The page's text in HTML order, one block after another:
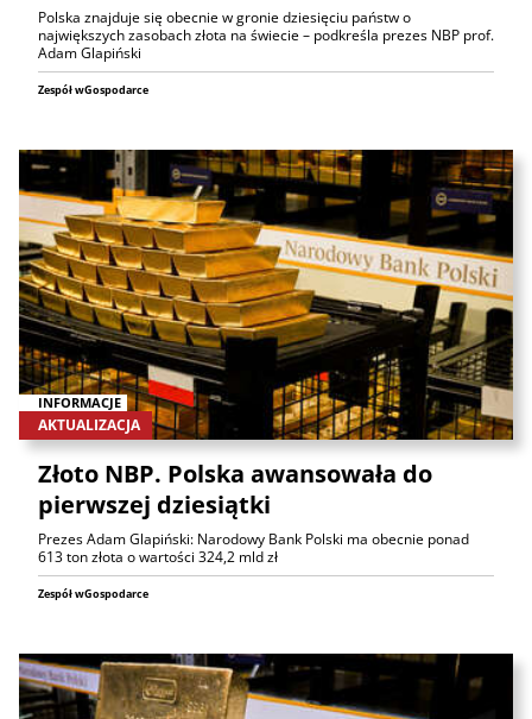
Polska znajduje się obecnie w gronie dziesięciu państw o
największych zasobach złota na świecie – podkreśla prezes NBP prof.
Adam Glapiński
Zespół wGospodarce
INFORMACJE
AKTUALIZACJA
Złoto NBP. Polska awansowała do
pierwszej dziesiątki
Prezes Adam Glapiński: Narodowy Bank Polski ma obecnie ponad
613 ton złota o wartości 324,2 mld zł
Zespół wGospodarce